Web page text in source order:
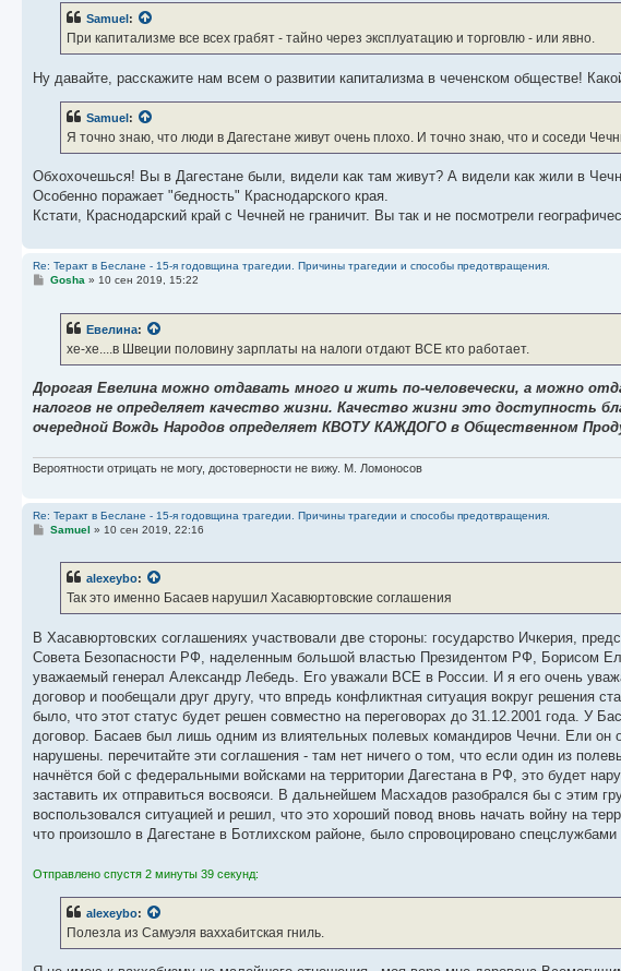
Samuel :
При капитализме все всех грабят - тайно через эксплуатацию и торговлю - или явно.
Ну давайте, расскажите нам всем о развитии капитализма в чеченском обществе!
Samuel:
Я точно знаю, что люди в Дагестане живут очень плохо. И точно знаю, что и соседи
Обхохочешься! Вы в Дагестане были, видели как там живут? А видели как жили в
Особенно поражает "бедность" Краснодарского края.
Кстати, Краснодарский край с Чечней не граничит. Вы так и не посмотрели
Re: Теракт в Беслане - 15-я годовщина трагедии. Причины трагедии и способы предотвращения.
С
е
Gosha» 10 сен 2019, 15:22
Евелина:
хе-хе....в Швеции половину зарплаты на налоги отдают ВСЕ кто работает.
Дорогая Евелина можно отдавать много и жить по-человечески, а можно
налогов не определяет качество жизни. Качество жизни это доступность
очередной Вождь Народов определяет КВОТУ КАЖДОГО в Общественном
Вероятности отрицать не могу, достоверности не вижу. М. Ломоносов
Re: Теракт в Беслане - 15-я годовщина трагедии. Причины трагедии и способы предотвращения.
С
е
Samuel » 10 сен 2019, 22:16
alexeybo:
Так это именно Басаев нарушил Хасавюртовские соглашения
В Хасавюртовских соглашениях участвовали две стороны: государство Ичкерия,
Совета Безопасности РФ, наделенным большой властью Президентом РФ, Борисом
уважаемый генерал Александр Лебедь. Его уважали ВСЕ в России. И я его очень
договор и пообещали друг другу, что впредь конфликтная ситуация вокруг решения
было, что этот статус будет решен совместно на переговорах до 31.12.2001 года. У
договор. Басаев был лишь одним из влиятельных полевых командиров Чечни. Ели он
нарушены. перечитайте эти соглашения - там нет ничего о том, что если один из
начнётся бой с федеральными войсками на территории Дагестана в РФ, это будет
заставить их отправиться восвояси. В дальнейшем Масхадов разобрался бы с этим
воспользовался ситуацией и решил, что это хороший повод вновь начать войну на
что произошло в Дагестане в Ботлихском районе, было спровоцировано спецслужбами
Отправлено спустя 2 минуты 39 секунд:
alexeybo:
Полезла из Самуэля ваххабитская гниль.